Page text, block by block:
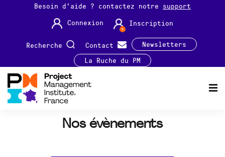
Besoin d'aide ? contactez notre support
Connexion
Inscription
Recherche Contact
Newsletters
La Ruche du PM
Nos évènements